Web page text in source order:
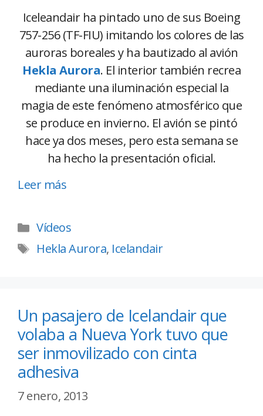
Iceleandair ha pintado uno de sus Boeing
757-256 (TF-FIU) imitando los colores de las
auroras boreales y ha bautizado al avión
Hekla Aurora. El interior también recrea
mediante una iluminación especial la
magia de este fenómeno atmosférico que
se produce en invierno. El avión se pintó
hace ya dos meses, pero esta semana se
ha hecho la presentación oficial.
Leer más
Vídeos
Hekla Aurora, Icelandair
Un pasajero de Icelandair que
volaba a Nueva York tuvo que
ser inmovilizado con cinta
adhesiva
7 enero, 2013